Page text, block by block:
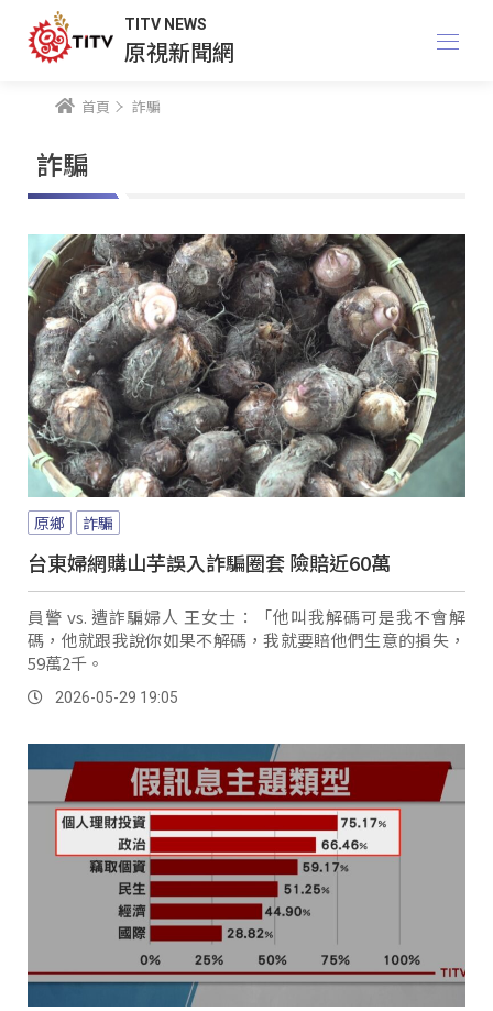
TITV NEWS
原視新聞網
首頁 詐騙
詐騙
原鄉 詐騙
台東婦網購山芋誤入詐騙圈套 險賠近60萬
員警 vs. 遭詐騙婦人 王女士：「他叫我解碼可是我不會解
碼，他就跟我說你如果不解碼，我就要賠他們生意的損失，
59萬2千。
2026-05-29 19:05